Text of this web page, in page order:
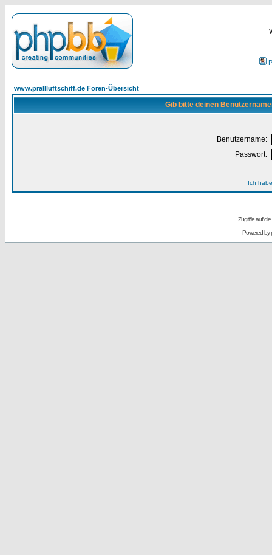
www.prallluftschiff.de Foren-Übersicht
Gib bitte deinen
Benutzername:
Passwort:
Ich
Zugriffe auf
Powered by